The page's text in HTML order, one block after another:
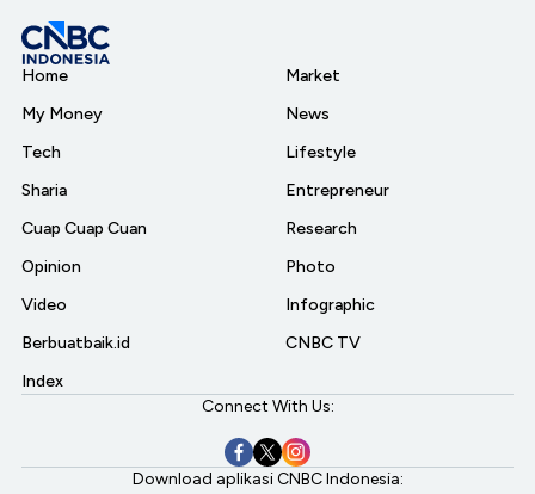
Home
My Money
Tech
Sharia
Cuap Cuap Cuan
Opinion
Video
Berbuatbaik.id
Index
Market
News
Lifestyle
Entrepreneur
Research
Photo
Infographic
CNBC TV
Connect With Us:
Download aplikasi CNBC Indonesia: